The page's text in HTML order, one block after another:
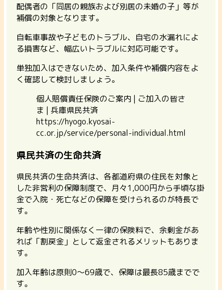
配偶者の「同居の親族および別居の未婚の子」等が
補償の対象となります。
自転車事故や子どものトラブル、自宅の水漏れによ
る損害など、幅広いトラブルに対応可能です。
単独加入はできないため、加入条件や補償内容をよ
く確認して検討しましょう。
個人賠償責任保険のご案内 | ご加入の皆さ
ま | 兵庫県民共済
https://hyogo.kyosai-
cc.or.jp/service/personal-individual.html
県民共済の生命共済
県民共済の生命共済は、各都道府県の住民を対象と
した非営利の保障制度で、月々1,000円から手頃な掛
金で入院・死亡などの保障を受けられるのが特長で
す。
年齢や性別に関係なく一律の保険料で、余剰金があ
れば「割戻金」として返金されるメリットもありま
す。
加入年齢は原則0～69歳で、保障は最長85歳までで
す。